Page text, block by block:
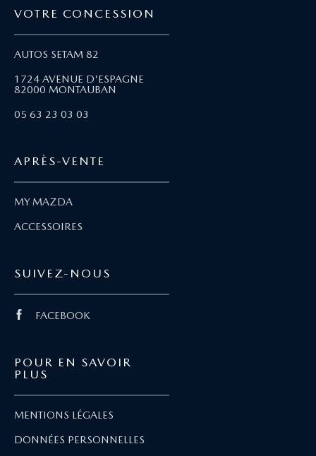
VOTRE CONCESSION
AUTOS SETAM 82
1724 AVENUE D'ESPAGNE
82000 MONTAUBAN
05 63 23 03 03
APRÈS-VENTE
MY MAZDA
ACCESSOIRES
SUIVEZ-NOUS
FACEBOOK
POUR EN SAVOIR
PLUS
MENTIONS LÉGALES
DONNÉES PERSONNELLES